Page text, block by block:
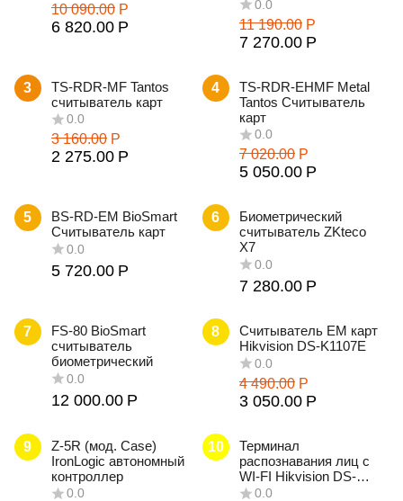
10 090.00 Р
6 820.00 Р
0.0
11 190.00 Р
7 270.00 Р
3
TS-RDR-MF Tantos
считыватель карт
3 160.00 Р
2 275.00 Р
4
TS-RDR-EHMF Metal
Tantos Считыватель
карт
7 020.00 Р
5 050.00 Р
5
BS-RD-EM BioSmart
Считыватель карт
5 720.00 Р
6
Биометрический
считыватель ZKteco
X7
7 280.00 Р
7
FS-80 BioSmart
cчитыватель
биометрический
12 000.00 Р
8
Считыватель EM карт
Hikvision DS-K1107E
4 490.00 Р
3 050.00 Р
9
Z-5R (мод. Case)
IronLogic автономный
контроллер
10
Терминал
распознавания лиц с
WI-FI Hikvision DS-
K1T331W